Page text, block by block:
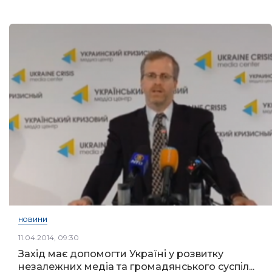
НОВИНИ
11.04.2014, 09:30
Захід має допомогти Україні у розвитку
незалежних медіа та громадянського суспіл...